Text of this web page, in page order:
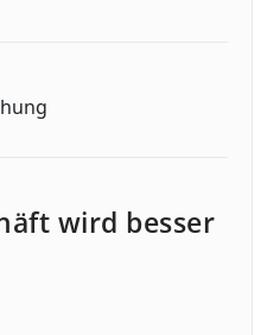
wird besser